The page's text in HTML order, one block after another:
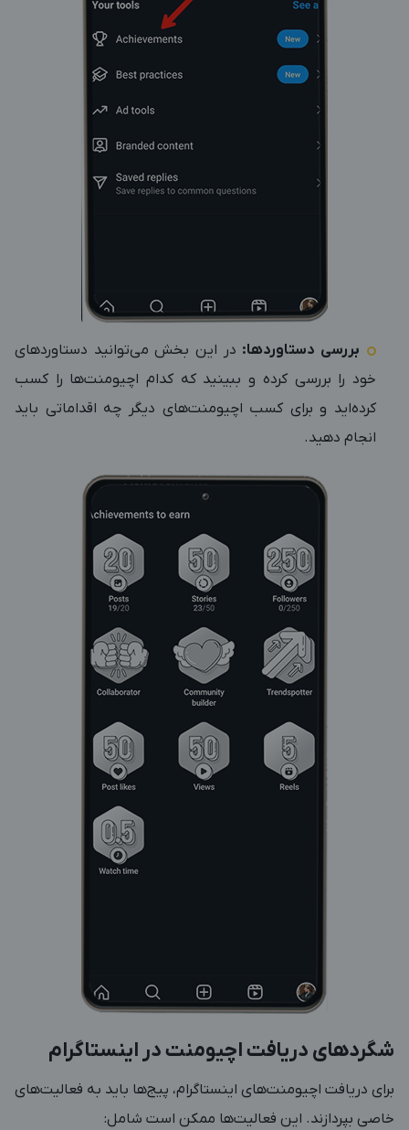
بررسی دستاوردها: در این بخش می‌توانید دستاوردهای
خود را بررسی کرده و ببینید که کدام اچیومنت‌ها را کسب
کرده‌اید و برای کسب اچیومنت‌های دیگر چه اقداماتی باید
انجام دهید.
شگردهای دریافت اچیومنت در اینستاگرام
برای دریافت اچیومنت‌های اینستاگرام، پیج‌ها باید به فعالیت‌های
خاصی بپردازند. این فعالیت‌ها ممکن است شامل: